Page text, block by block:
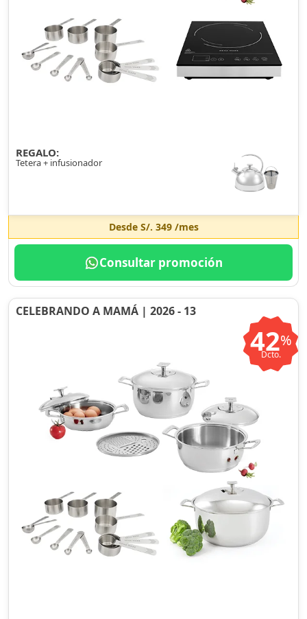
REGALO:
Tetera + infusionador
Desde S/. 349/mes
Consultar promoción
CELEBRANDO A MAMÁ | 2026 - 13
42%
Dcto.